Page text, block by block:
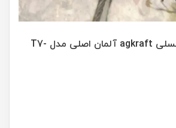
تیفور ۱ تن سیم بکسلی agkraft آلمان اصلی مدل T7-